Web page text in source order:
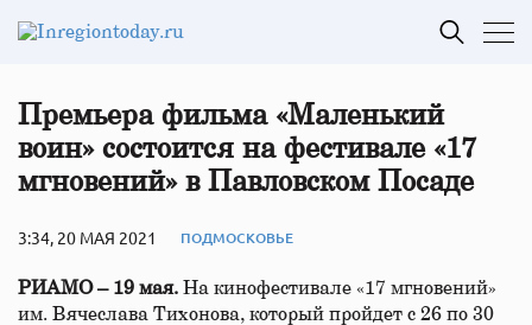
Премьера фильма «Маленький
воин» состоится на фестивале «17
мгновений» в Павловском Посаде
3:34, 20 МАЯ 2021 ПОДМОСКОВЬЕ
РИАМО – 19 мая. На кинофестивале «17 мгновений»
им. Вячеслава Тихонова, который пройдет с 26 по 30